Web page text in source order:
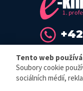
Tento web
Soubory cookie
sociálních médií,